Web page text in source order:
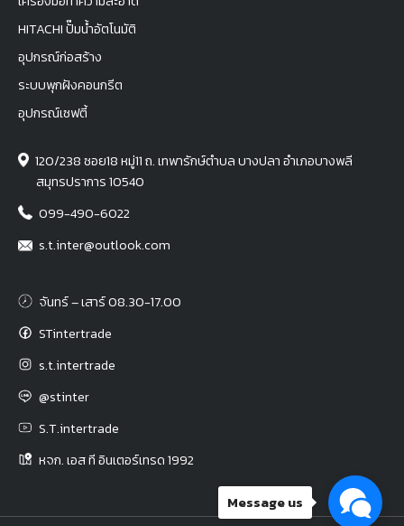
HITACHI ปั๊มน้ำอัตโนมัติ
อุปกรณ์ก่อสร้าง
ระบบพุกฝังคอนกรีต
อุปกรณ์เซฟตี้
120/238 ซอย18 หมู่11 ถ. เทพารักษ์ตำบล บางปลา อำเภอบางพลี
สมุทรปราการ 10540
099-490-6022
s.t.inter@outlook.com
จันทร์ – เสาร์ 08.30-17.00
STintertrade
s.t.intertrade
@stinter
S.T.intertrade
หจก. เอส ที อินเตอร์เทรด 1992
Message us